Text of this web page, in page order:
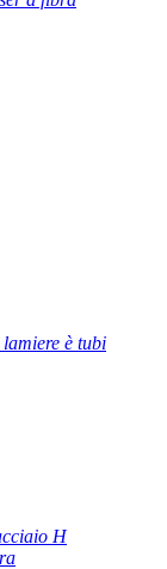
è tubi
H